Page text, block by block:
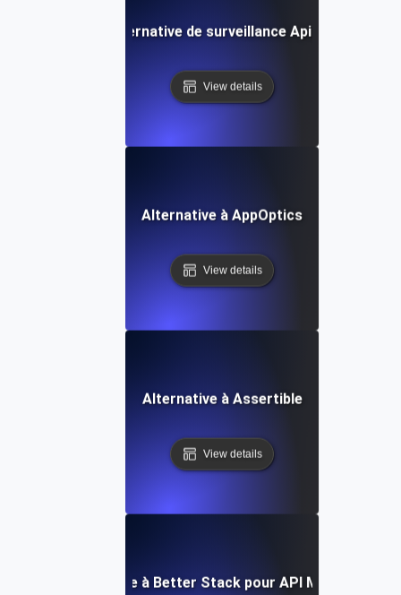
Alternative de surveillance Apigee
View details
Alternative à AppOptics
View details
Alternative à Assertible
View details
Alternative à Better Stack pour API Monitoring